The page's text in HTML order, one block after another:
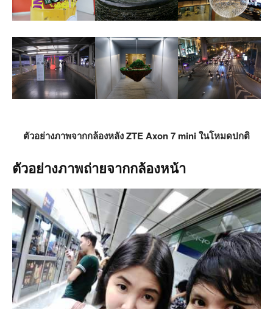
ตัวอย่างภาพจากกล้องหลัง ZTE Axon 7 mini ในโหมดปกติ
ตัวอย่างภาพถ่ายจากกล้องหน้า